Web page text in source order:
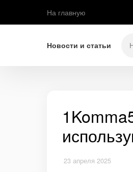
На главную
Новости и статьи
23 апреля 2025